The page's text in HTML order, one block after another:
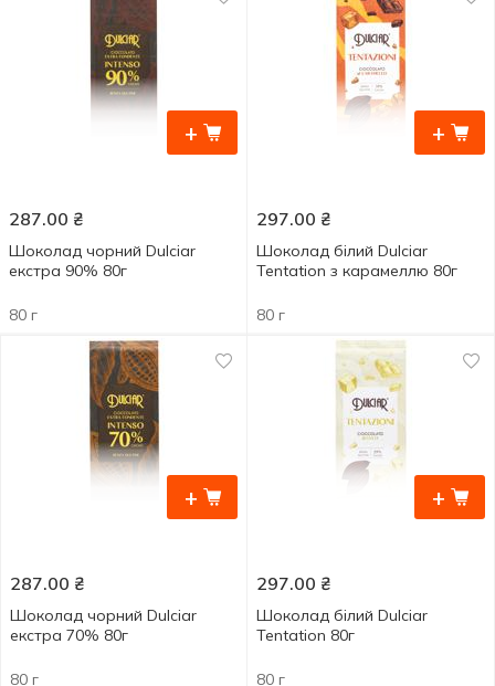
+
287.00 ₴
Шоколад чорний Dulciar
екстра 90% 80г
80 г
+
297.00 ₴
Шоколад білий Dulciar
Tentation з карамеллю 80г
80 г
+
287.00 ₴
Шоколад чорний Dulciar
екстра 70% 80г
80 г
+
297.00 ₴
Шоколад білий Dulciar
Tentation 80г
80 г